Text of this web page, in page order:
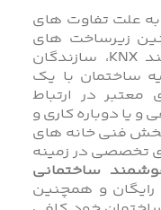
علت تفاوت های
زیرساخت های
مورد نیاز در ساختمان هوشمند KNX، سازندگان
ساختمان با یک
در ارتباط
و یا دوباره کاری و
فنی خانه های
تخصصی در زمینه
ساختمانی
رایگان و همچنین